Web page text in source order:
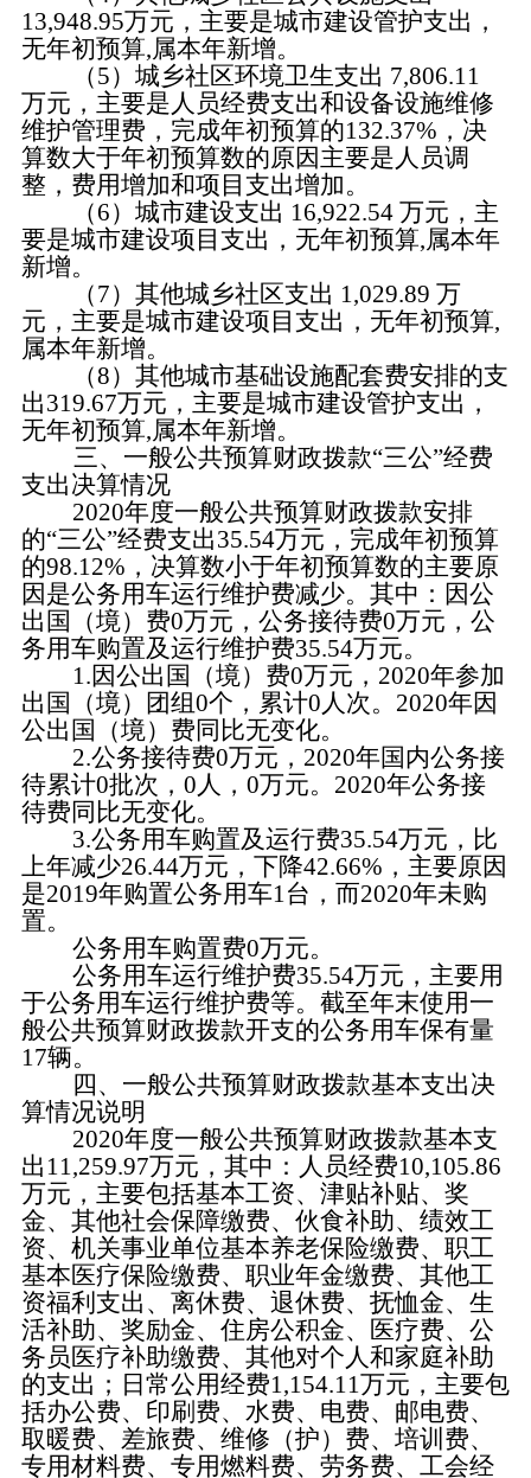
13,948.95万元，主要是城市建设管护支出，
无年初预算,属本年新增。
（5）城乡社区环境卫生支出 7,806.11
万元，主要是人员经费支出和设备设施维修
维护管理费，完成年初预算的132.37%，决
算数大于年初预算数的原因主要是人员调
整，费用增加和项目支出增加。
（6）城市建设支出 16,922.54 万元，主
要是城市建设项目支出，无年初预算,属本年
新增。
（7）其他城乡社区支出 1,029.89 万
元，主要是城市建设项目支出，无年初预算,
属本年新增。
（8）其他城市基础设施配套费安排的支
出319.67万元，主要是城市建设管护支出 ，
无年初预算,属本年新增。
三、一般公共预算财政拨款“三公”经费
支出决算情况
2020年度一般公共预算财政拨款安排
的“三公”经费支出35.54万元，完成年初预算
的98.12%，决算数小于年初预算数的主要原
因是公务用车运行维护费减少。其中：因公
出国（境）费0万元，公务接待费0万元，公
务用车购置及运行维护费35.54万元。
1.因公出国（境）费0万元， 2020年参加
出国（境）团组0个，累计0人次。 2020年因
公出国（境）费同 比无变化。
2.公务接待费0万元， 2020年国内公务接
待累计0批次， 0人， 0万元。 2020年公务接
待费同 比无变化。
3.公务用车购置及运行费35.54万元，比
上年减少26.44万元，下降42.66%， 主要原因
是2019年购置公务用车1台 ，而2020年未购
置。
公务用车购置费0万元。
公务用车运行维护费35.54万元，主要用
于公务用车运行维护费等。 截至年末使用一
般公共预算财政拨款开支的公务用车保有量
17辆。
四、一般公共预算财政拨款基本支出决
算情况说明
2020年度一般公共预算财政拨款基本支
出 11,259.97万元，其中：人员经费10,105.86
万元，主要包括基本工资、津贴补贴、奖
金、其他社会保障缴费、 伙食补助、 绩效工
资、机关事业单位基本养老保险缴费、 职工
基本医疗保险缴费、 职业年金缴费、其他工
资福利支出、离休费、退休费、抚恤金、生
活补助、奖励金、住房公积金、 医疗费、 公
务员医疗补助缴费、其他对个人和家庭补助
的支出；日常公用经费1,154.11万元，主要包
括办公费、印刷费、水费、电费、邮电费、
取暖费、差旅费、维修（护）费、培训费、
专用材料费、 专用燃料费、劳务费、工会经